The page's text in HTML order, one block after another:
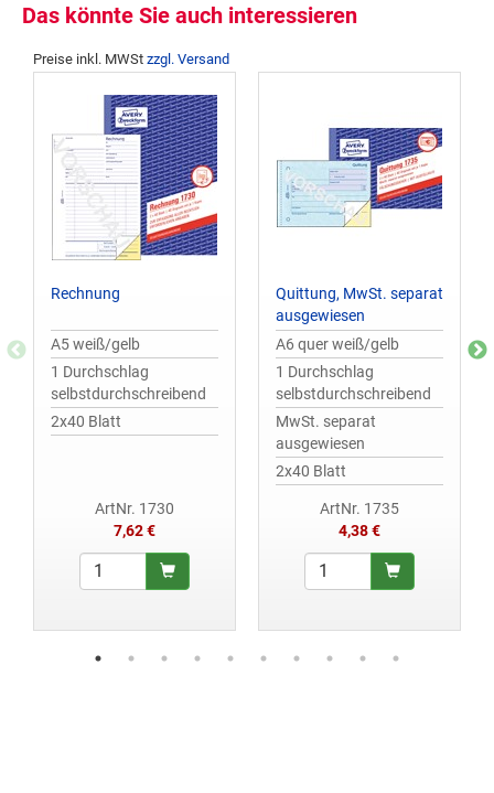
Das könnte Sie auch interessieren
Preise inkl. MWSt zzgl. Versand
Rechnung
A5 weiß/gelb
1 Durchschlag
selbstdurchschreibend
2x40 Blatt
ArtNr. 1730
7,62 €
Quittung, MwSt. separat
ausgewiesen
A6 quer weiß/gelb
1 Durchschlag
selbstdurchschreibend
MwSt. separat
ausgewiesen
2x40 Blatt
ArtNr. 1735
4,38 €